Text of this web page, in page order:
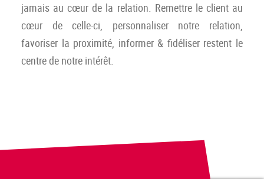
jamais au cœur de la relation. Remettre le client au
cœur de celle-ci, personnaliser notre relation,
favoriser la proximité, informer & fidéliser restent le
centre de notre intérêt.